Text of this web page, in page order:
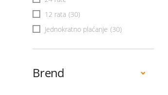
12 rata (30)
Jednokratno plaćanje (30)
Brend